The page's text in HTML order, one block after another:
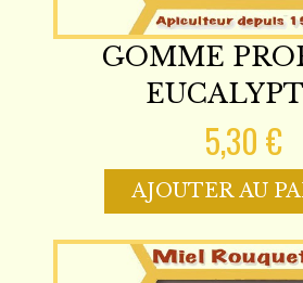
GOMME
5,30 €
AJOUTER AU